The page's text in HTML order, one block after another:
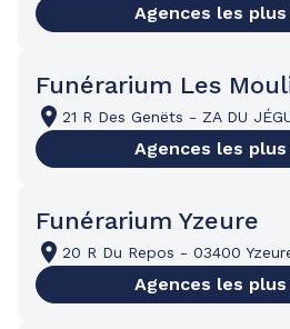
Agences les
Funérarium Les
21 R Des Genëts - ZA DU
Agences les
Funérarium Yzeure
20 R Du Repos - 03400
Agences les